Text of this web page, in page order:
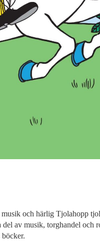
och härlig Tjolahopp
av musik, torghandel och